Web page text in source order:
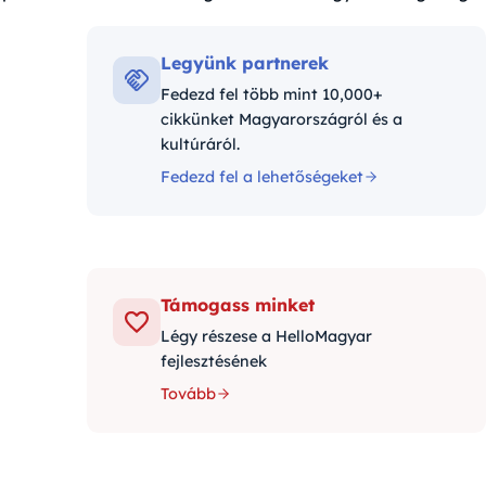
Legyünk partnerek
Fedezd fel több mint 10,000+
cikkünket Magyarországról és a
kultúráról.
Fedezd fel a lehetőségeket
Támogass minket
Légy részese a HelloMagyar
fejlesztésének
Tovább